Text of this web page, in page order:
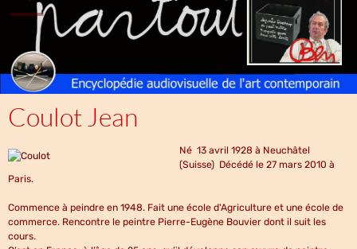
Coulot Jean
Né 13 avril 1928 à Neuchâtel
(Suisse) Décédé le 27 mars 2010 à
Paris.
Commence à peindre en 1948. Fait une école d'Agriculture et une école de
commerce. Rencontre le peintre Pierre-Eugène Bouvier dont il suit les
cours.